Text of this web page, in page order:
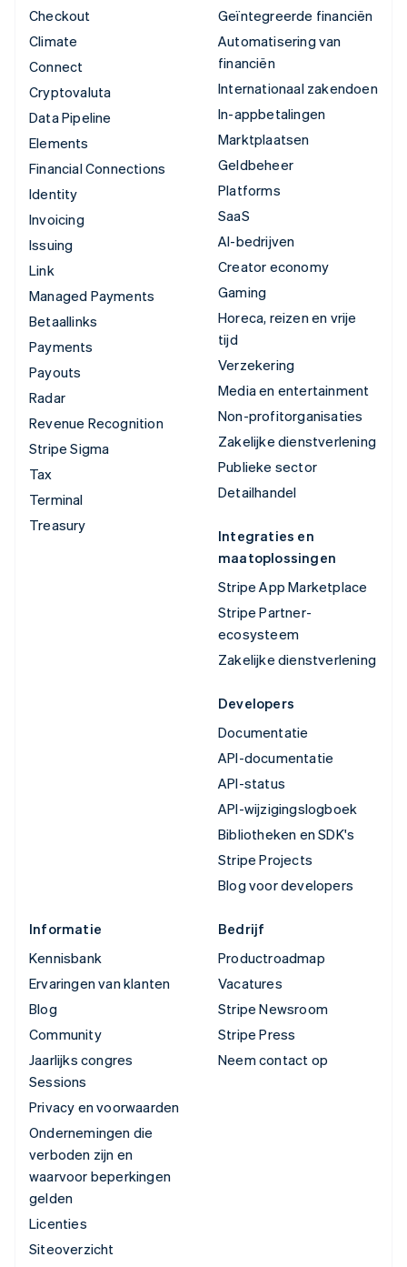
Checkout
Climate
Connect
Cryptovaluta
Data Pipeline
Elements
Financial Connections
Identity
Invoicing
Issuing
Link
Managed Payments
Betaallinks
Payments
Payouts
Radar
Revenue Recognition
Stripe Sigma
Tax
Terminal
Treasury
Geïntegreerde financiën
Automatisering van
financiën
Internationaal zakendoen
In-appbetalingen
Marktplaatsen
Geldbeheer
Platforms
SaaS
AI-bedrijven
Creator economy
Gaming
Horeca, reizen en vrije
tijd
Verzekering
Media en entertainment
Non-profitorganisaties
Zakelijke dienstverlening
Publieke sector
Detailhandel
Integraties en
maatoplossingen
Stripe App Marketplace
Stripe Partner-
ecosysteem
Zakelijke dienstverlening
Developers
Documentatie
API-documentatie
API-status
API-wijzigingslogboek
Bibliotheken en SDK's
Stripe Projects
Blog voor developers
Informatie
Kennisbank
Ervaringen van klanten
Blog
Community
Jaarlijks congres
Sessions
Privacy en voorwaarden
Ondernemingen die
verboden zijn en
waarvoor beperkingen
gelden
Licenties
Siteoverzicht
Bedrijf
Productroadmap
Vacatures
Stripe Newsroom
Stripe Press
Neem contact op